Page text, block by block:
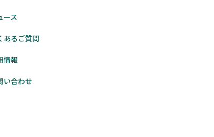
ース
あるご質問
情報
い合わせ